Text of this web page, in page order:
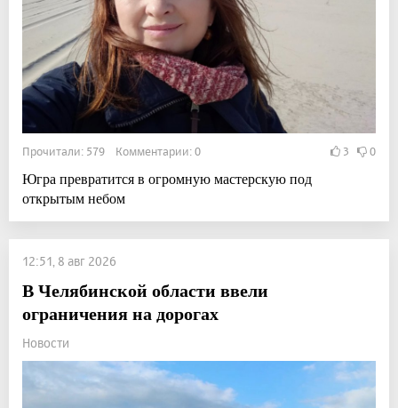
Прочитали: 579 Комментарии: 0 3 0
Югра превратится в огромную мастерскую под
открытым небом
12:51, 8 авг 2026
В Челябинской области ввели
ограничения на дорогах
Новости